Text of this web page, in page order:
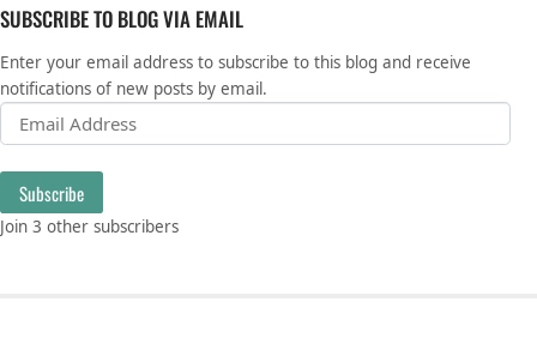
SUBSCRIBE TO BLOG VIA EMAIL
Enter your email address to subscribe to this blog and receive
notifications of new posts by email.
Email Address
Subscribe
Join 3 other subscribers